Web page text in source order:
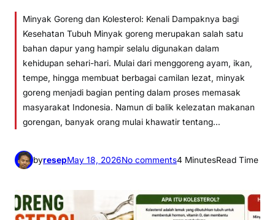
Minyak Goreng dan Kolesterol: Kenali Dampaknya bagi
Kesehatan Tubuh Minyak goreng merupakan salah satu
bahan dapur yang hampir selalu digunakan dalam
kehidupan sehari-hari. Mulai dari menggoreng ayam, ikan,
tempe, hingga membuat berbagai camilan lezat, minyak
goreng menjadi bagian penting dalam proses memasak
masyarakat Indonesia. Namun di balik kelezatan makanan
gorengan, banyak orang mulai khawatir tentang…
byresepMay 18, 2026No commentso
i
n
4 MinutesRead Time